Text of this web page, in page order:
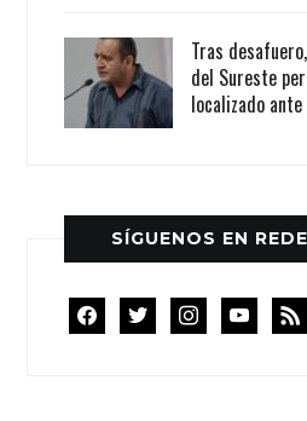
Tras
del Sureste
localizado
SÍGUENOS EN
facebooktwitterinstagramyoutube
rss